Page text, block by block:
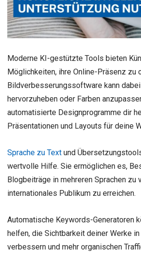
Moderne KI-gestützte Tools bieten
Möglichkeiten, ihre Online-Präsenz zu
Bildverbesserungssoftware kann
hervorzuheben oder Farben
automatisierte Designprogramme dir
Präsentationen und Layouts für deine
Sprache zu Text und
wertvolle Hilfe. Sie ermöglichen es,
Blogbeiträge in mehreren Sprachen zu
internationales Publikum zu erreichen.
Automatische Keywords-Generatoren
helfen, die Sichtbarkeit deiner Werke
verbessern und mehr organischen